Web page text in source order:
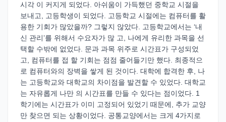
시각 이 커지게 되었다. 아쉬움이 가득했던 중학교 시절을
보내고, 고등학생이 되었다. 고등학교 시절에는 컴퓨터를 활
용한 기회가 많았을까? 그렇지 않았다. 고등학교에서는 ‘내
신 관리’를 위해서 수요자가 많 고, 나에게 유리한 과목을 선
택할 수밖에 없었다. 문과 과목 위주로 시간표가 구성되었
고, 컴퓨터를 접 할 기회는 점점 줄어들기만 했다. 최종적으
로 컴퓨터와의 장벽을 쌓게 된 것이다. 대학에 합격한 후, 나
는 고등학교와 대학교의 차이점을 발견할 수 있었다. 대학교
는 자유롭게 나만 의 시간표를 만들 수 있다는 점이었다. 1
학기에는 시간표가 이미 고정되어 있었기 때문에, 추가 교양
만 찾으면 되는 상황이었다. 공통교양에서는 크게 4가지로